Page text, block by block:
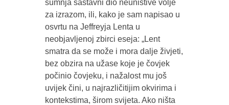
sumnja sastavni dio neuništive volje
za izrazom, ili, kako je sam napisao u
osvrtu na Jeffreyja Lenta u
neobjavljenoj zbirci eseja: „Lent
smatra da se može i mora dalje živjeti,
bez obzira na užase koje je čovjek
počinio čovjeku, i nažalost mu još
uvijek čini, u najrazličitijim okvirima i
kontekstima, širom svijeta. Ako ništa